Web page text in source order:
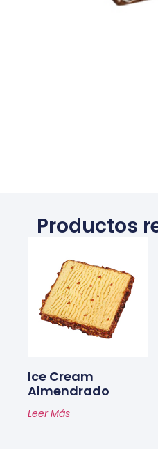
Productos
Ice Cream
Almendrado
Leer Más